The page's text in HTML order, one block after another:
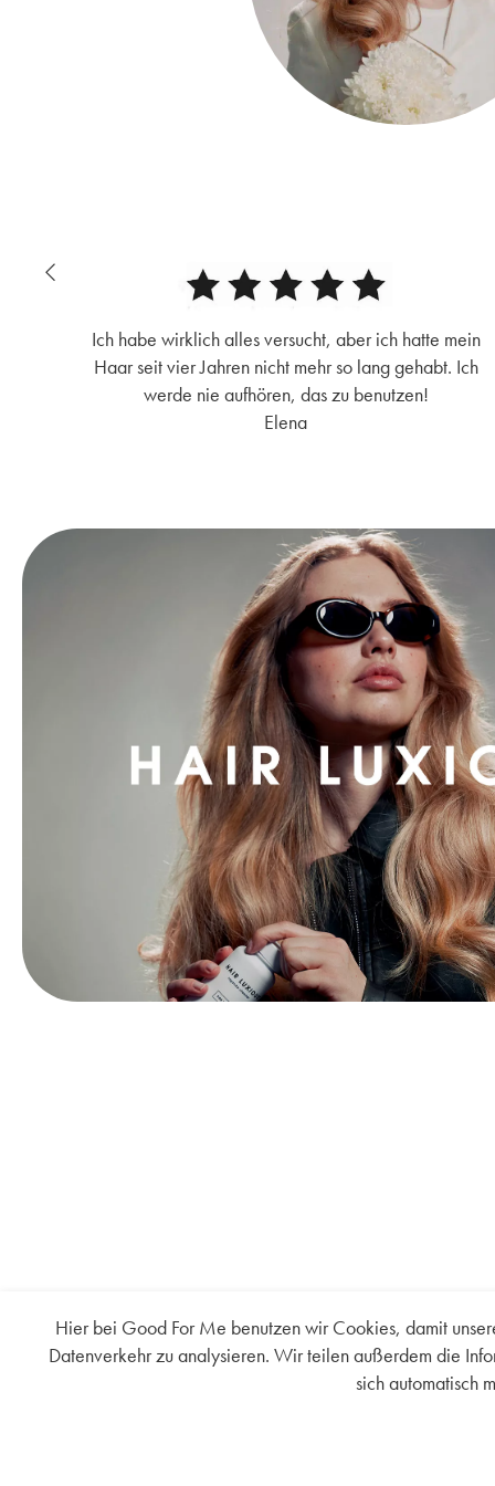
Ich habe wirklich alles versucht, aber ich hatte mein
Haar seit vier Jahren nicht mehr so lang gehabt. Ich
werde nie aufhören, das zu benutzen!
Elena
Hier bei Good For Me benutzen wir Cookies, damit
Datenverkehr zu analysieren. Wir teilen außerdem die
sich automatisch